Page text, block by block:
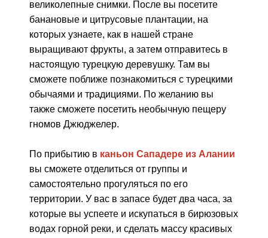
великолепные снимки. После вы посетите
банановые и цитрусовые плантации, на
которых узнаете, как в нашей стране
выращивают фрукты, а затем отправитесь в
настоящую турецкую деревушку. Там вы
сможете поближе познакомиться с турецкими
обычаями и традициями. По желанию вы
также сможете посетить необычную пещеру
гномов Джюджелер.
По прибытию в каньон Сападере из Алании
вы сможете отделиться от группы и
самостоятельно прогуляться по его
территории. У вас в запасе будет два часа, за
которые вы успеете и искупаться в бирюзовых
водах горной реки, и сделать массу красивых